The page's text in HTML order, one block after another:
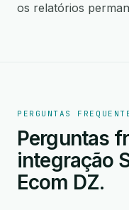
os relatórios
PERGUNTAS
Perguntas
integração
Ecom DZ.